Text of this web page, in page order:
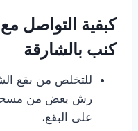
كبفية التواصل
كنب بالشارقة
للتخلص من بقع
رش بعض من مسحوق
على البقع،